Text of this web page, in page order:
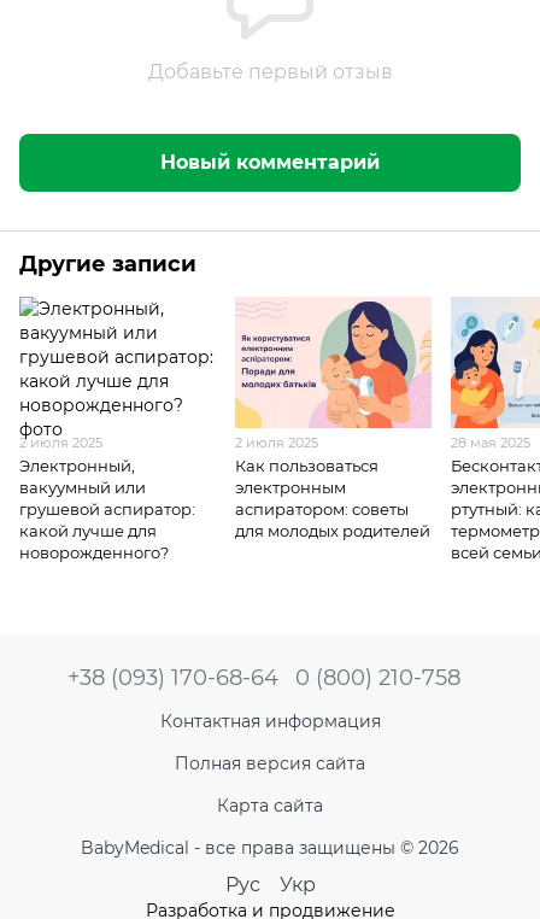
Добавьте первый отзыв
Новый комментарий
Другие записи
2 июля 2025
Электронный,
вакуумный или
грушевой аспиратор:
какой лучше для
новорожденного?
2 июля 2025
Как пользоваться
электронным
аспиратором: советы
для молодых родителей
28 мая 2025
ртутный:
всей
+38 (093) 170-68-64 0 (800) 210-758
Контактная информация
Полная версия сайта
Карта сайта
BabyMedical - все права защищены © 2026
Рус Укр
Разработка и продвижение